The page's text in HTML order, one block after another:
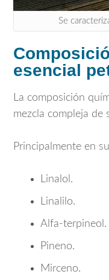
Se
esencial
La composición
mezcla compleja de
Principalmente en
Linalol.
Linalilo.
Alfa-terpineol.
Pineno.
Mirceno.